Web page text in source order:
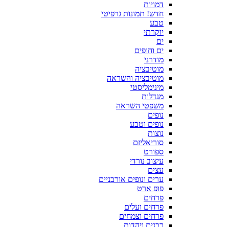
דמויות
חדש! תמונות גרפיטי
טבע
יוקרתי
ים
ים וחופים
מודרני
מוטיבציה
מוטיבציה והשראה
מינימליסטי
מנדלות
משפטי השראה
נופים
נופים וטבע
נוצות
סוריאליזם
ספורט
עיצוב נורדי
עצים
ערים ונופים אורבניים
פופ ארט
פרחים
פרחים ועלים
פרחים וצמחים
רבנים ויהדות